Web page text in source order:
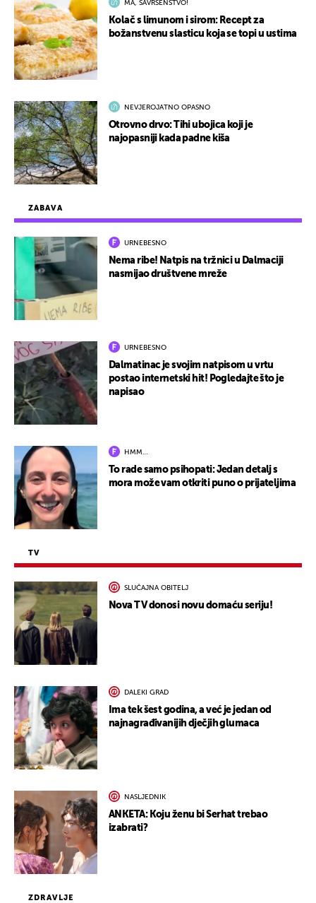
ZDRAVLJE
ZABAVA
URNEBESNO
Nema ribe! Natpis na tržnici u Dalmaciji
nasmijao društvene mreže
URNEBESNO
Dalmatinac je svojim natpisom u vrtu
postao internetski hit! Pogledajte što je
napisao
HMM…
To rade samo psihopati: Jedan detalj s
mora može vam otkriti puno o prijateljima
TV
SLUČAJNA OBITELJ
Nova TV donosi novu domaću seriju!
DALEKI GRAD
Ima tek šest godina, a već je jedan od
najnagrađivanijih dječjih glumaca
NASLJEDNIK
ANKETA: Koju ženu bi Serhat trebao
izabrati?
MA, SAVRŠENSTVO!
Kolač s limunom i sirom: Recept za
božanstvenu slasticu koja se topi u ustima
NEVJEROJATNO OPASNO
Otrovno drvo: Tihi ubojica koji je
najopasniji kada padne kiša